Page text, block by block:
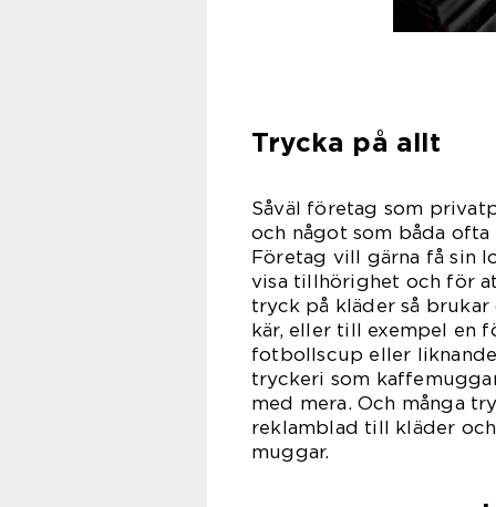
Trycka på allt
Såväl företag som
och något som båda
Företag vill gärna få sin
visa tillhörighet och för
tryck på kläder så
kär, eller till exempel en
fotbollscup eller
tryckeri som
med mera. Och många
reklamblad till kläder och